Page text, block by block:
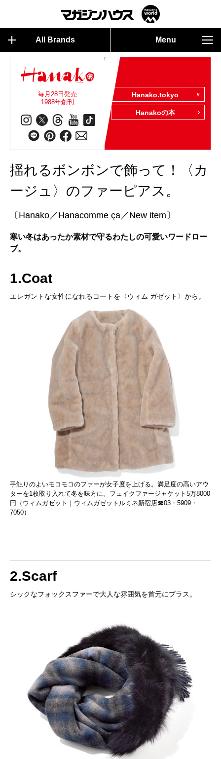
All Brands Menu
毎月28日発売
1988年創刊
Hanako.tokyo
Hanakoの本
揺れるボンボンで飾って！〈カ
ージュ〉のファーピアス。
〔Hanako／Hanacomme ça／New item〕
寒い冬はあったか素材で守るわたしの可愛いワードロー
ブ。
1.Coat
エレガントな女性になれるコートを〈ウィム ガゼット〉から。
手触りのよいモコモコのファーが女子度を上げる。満足度の高いアウ
ターを1枚取り入れて冬を味方に。フェイクファージャケット5万8000
円（ウィムガゼット｜ウィムガゼットルミネ新宿店☎03・5909・
7050）
2.Scarf
シックなフォックスファーで大人な雰囲気を首元にプラス。